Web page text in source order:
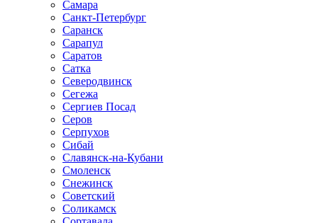
Самара
Санкт-Петербург
Саранск
Сарапул
Саратов
Сатка
Северодвинск
Сегежа
Сергиев Посад
Серов
Серпухов
Сибай
Славянск-на-Кубани
Смоленск
Снежинск
Советский
Соликамск